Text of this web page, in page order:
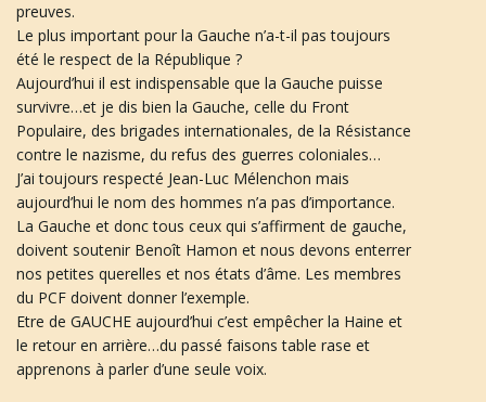
preuves.
Le plus important pour la Gauche n’a-t-il pas toujours
été le respect de la République ?
Aujourd’hui il est indispensable que la Gauche puisse
survivre…et je dis bien la Gauche, celle du Front
Populaire, des brigades internationales, de la Résistance
contre le nazisme, du refus des guerres coloniales…
J’ai toujours respecté Jean-Luc Mélenchon mais
aujourd’hui le nom des hommes n’a pas d’importance.
La Gauche et donc tous ceux qui s’affirment de gauche,
doivent soutenir Benoît Hamon et nous devons enterrer
nos petites querelles et nos états d’âme. Les membres
du PCF doivent donner l’exemple.
Etre de GAUCHE aujourd’hui c’est empêcher la Haine et
le retour en arrière…du passé faisons table rase et
apprenons à parler d’une seule voix.